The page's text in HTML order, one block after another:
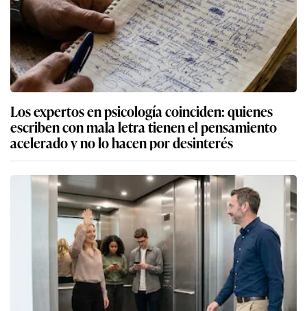
Los expertos en psicología coinciden: quienes
escriben con mala letra tienen el pensamiento
acelerado y no lo hacen por desinterés